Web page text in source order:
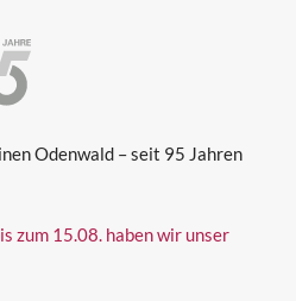
Odenwald – seit 95 Jahren
zum 15.08. haben wir unser